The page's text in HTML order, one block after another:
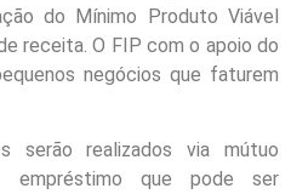
do Mínimo Produto Viável
receita. O FIP com o apoio do
negócios que faturem
serão realizados via mútuo
empréstimo que pode ser